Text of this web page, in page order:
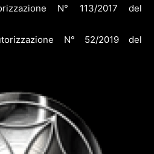
N° 113/2017 del
N° 52/2019 del